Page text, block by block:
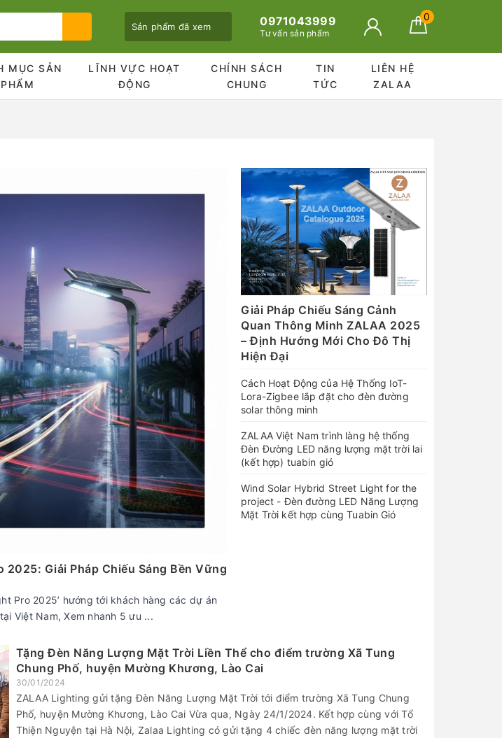
Sản phẩm đã xem 0971043999
Tư vấn sản phẩm
0
MỤC SẢN
PHẨM
LĨNH VỰC HOẠT
ĐỘNG
CHÍNH SÁCH
CHUNG
TIN
TỨC
LIÊN HỆ
ZALAA
2025: Giải Pháp Chiếu Sáng Bền Vững
Pro 2025’ hướng tới khách hàng các dự án
Việt Nam, Xem nhanh 5 ưu ...
Giải Pháp Chiếu Sáng Cảnh
Quan Thông Minh ZALAA 2025
– Định Hướng Mới Cho Đô Thị
Hiện Đại
Cách Hoạt Động của Hệ Thống IoT-
Lora-Zigbee lắp đặt cho đèn đường
solar thông minh
ZALAA Việt Nam trình làng hệ thống
Đèn Đường LED năng lượng mặt trời lai
(kết hợp) tuabin gió
Wind Solar Hybrid Street Light for the
project - Đèn đường LED Năng Lượng
Mặt Trời kết hợp cùng Tuabin Gió
Tặng Đèn Năng Lượng Mặt Trời Liền Thể cho điểm trường Xã Tung
Chung Phố, huyện Mường Khương, Lào Cai
30/01/2024
ZALAA Lighting gửi tặng Đèn Năng Lượng Mặt Trời tới điểm trường Xã Tung Chung
Phố, huyện Mường Khương, Lào Cai Vừa qua, Ngày 24/1/2024. Kết hợp cùng với Tổ
Thiện Nguyện tại Hà Nội, Zalaa Lighting có gửi tặng 4 chiếc đèn năng lượng mặt trời